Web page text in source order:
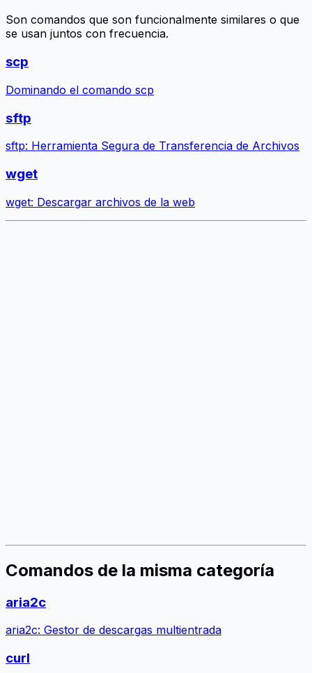
Son comandos que son funcionalmente similares o que
se usan juntos con frecuencia.
scp
Dominando el comando scp
sftp
sftp: Herramienta Segura de Transferencia de Archivos
wget
wget: Descargar archivos de la web
Comandos de la misma categoría
aria2c
aria2c: Gestor de descargas multientrada
curl